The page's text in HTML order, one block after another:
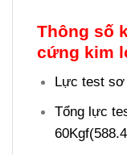
Thông số
cứng kim
Lực test sơ
Tổng lực